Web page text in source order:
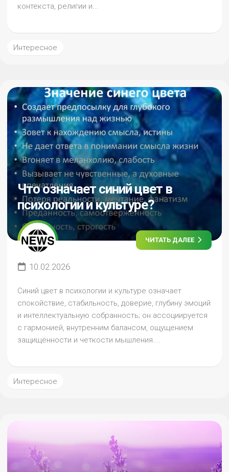
контекста, религии и...
Интересное
Что означает синий цвет в
психологии и культуре?
ЧИТАТЬ ДАЛЕЕ
10.02.2026
Синий цвет в психологии и культуре означает
спокойствие, стабильность, доверие, глубину эмоций
и интеллектуальную собранность; он ассоциируется
с гармонией, внутренним балансом, ощущением
защищённости и четкости мышления....
Интересное